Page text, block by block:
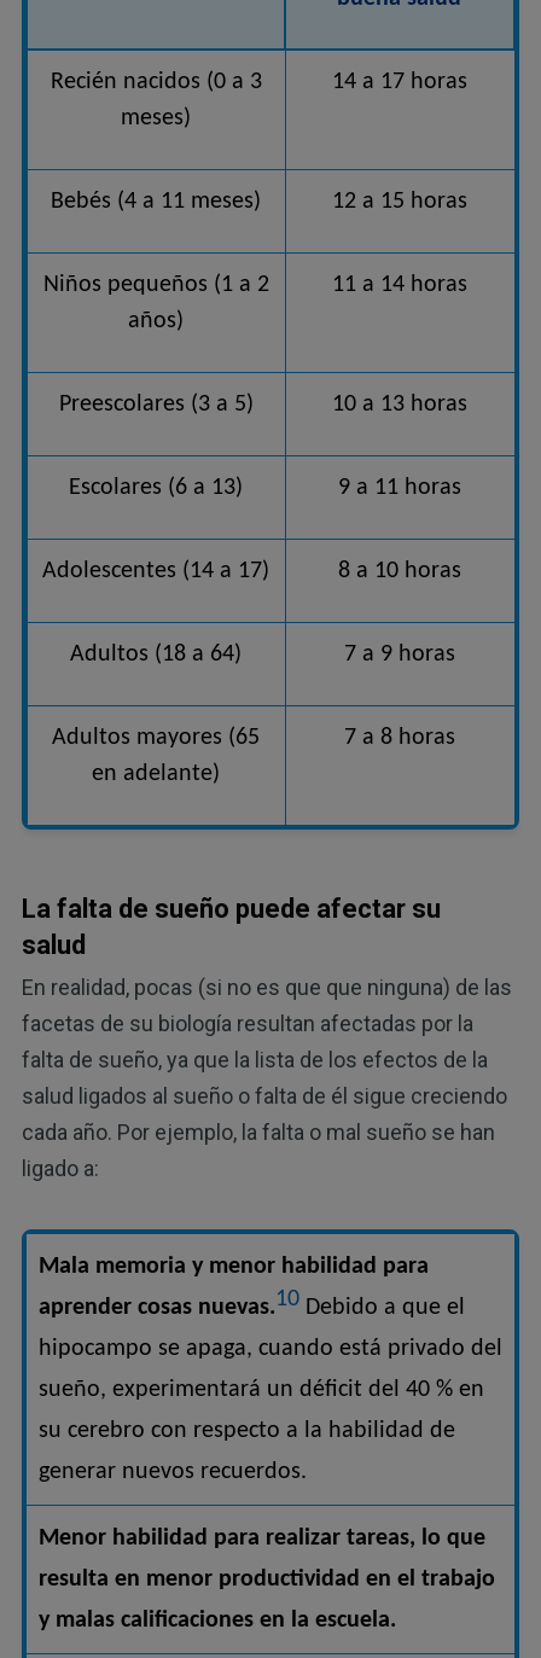
Recién nacidos (0 a 3
meses)
14 a 17 horas
Bebés (4 a 11 meses) 12 a 15 horas
Niños pequeños (1 a 2
años)
11 a 14 horas
Preescolares (3 a 5) 10 a 13 horas
Escolares (6 a 13) 9 a 11 horas
Adolescentes (14 a 17) 8 a 10 horas
Adultos (18 a 64) 7 a 9 horas
Adultos mayores (65
en adelante)
7 a 8 horas
La falta de sueño puede afectar su
salud
En realidad, pocas (si no es que que ninguna) de las
facetas de su biología resultan afectadas por la
falta de sueño, ya que la lista de los efectos de la
salud ligados al sueño o falta de él sigue creciendo
cada año. Por ejemplo, la falta o mal sueño se han
ligado a:
Mala memoria y menor habilidad para
aprender cosas nuevas.10Debido a que el
hipocampo se apaga, cuando está privado del
sueño, experimentará un déficit del 40 % en
su cerebro con respecto a la habilidad de
generar nuevos recuerdos.
Menor habilidad para realizar tareas, lo que
resulta en menor productividad en el trabajo
y malas calificaciones en la escuela.